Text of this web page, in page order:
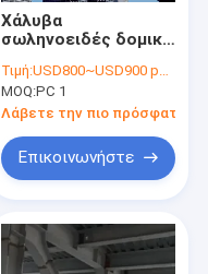
Χάλυβα
σωληνοειδές δομικό
κτηρίων ανόδου
πλαισίων υψηλό
Τιμή:USD800~USD900 per ton
MOQ:PC 1
Λάβετε την πιο πρόσφατη
Επικοινωνήστε